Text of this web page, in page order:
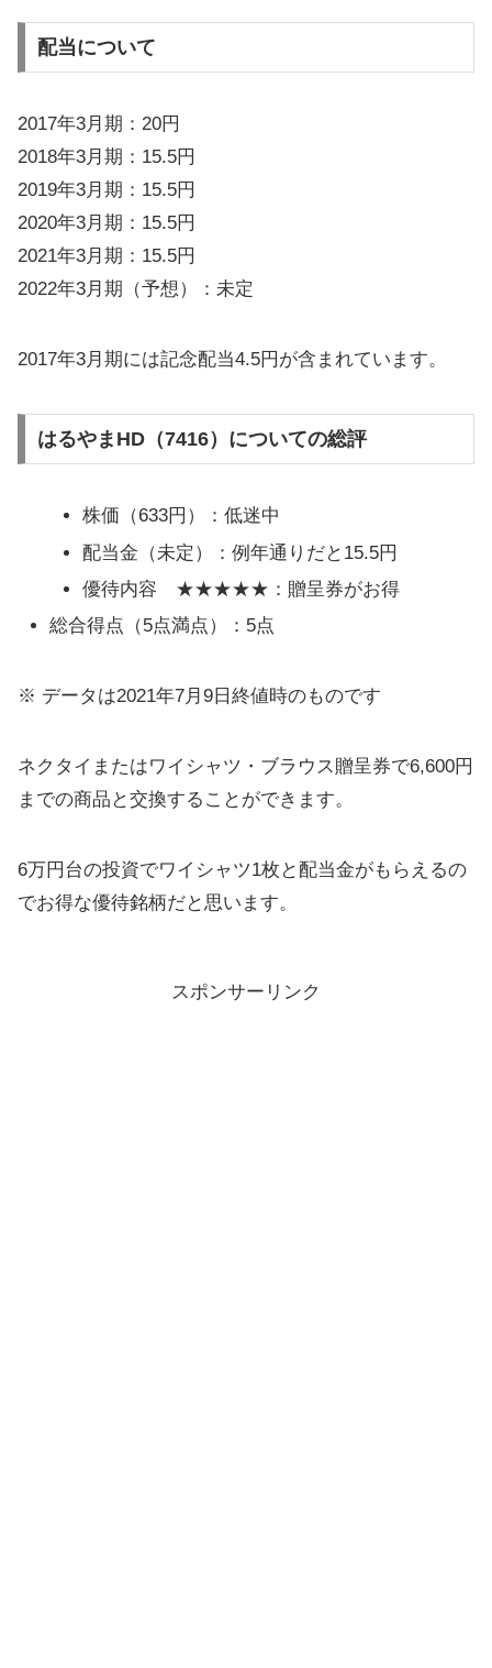
配当について
2017年3月期：20円
2018年3月期：15.5円
2019年3月期：15.5円
2020年3月期：15.5円
2021年3月期：15.5円
2022年3月期（予想）：未定
2017年3月期には記念配当4.5円が含まれています。
はるやまHD（7416）についての総評
株価（633円）：低迷中
配当金（未定）：例年通りだと15.5円
優待内容 ★★★★★：贈呈券がお得
総合得点（5点満点）：5点
※ データは2021年7月9日終値時のものです
ネクタイまたはワイシャツ・ブラウス贈呈券で6,600円
までの商品と交換することができます。
6万円台の投資でワイシャツ1枚と配当金がもらえるの
でお得な優待銘柄だと思います。
スポンサーリンク